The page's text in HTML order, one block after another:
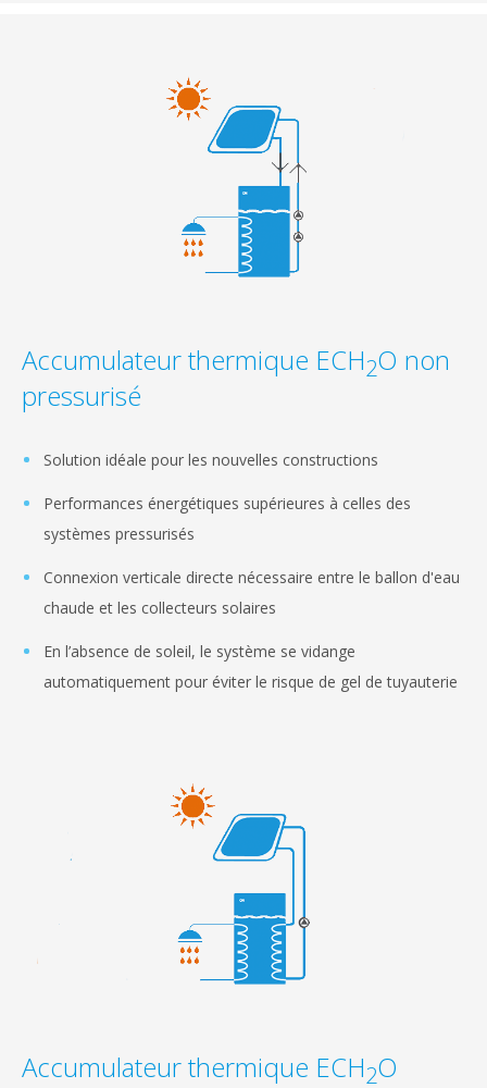
Accumulateur thermique ECH2O non
pressurisé
Solution idéale pour les nouvelles constructions
Performances énergétiques supérieures à celles des
systèmes pressurisés
Connexion verticale directe nécessaire entre le ballon d'eau
chaude et les collecteurs solaires
En l’absence de soleil, le système se vidange
automatiquement pour éviter le risque de gel de tuyauterie
Accumulateur thermique ECH2O